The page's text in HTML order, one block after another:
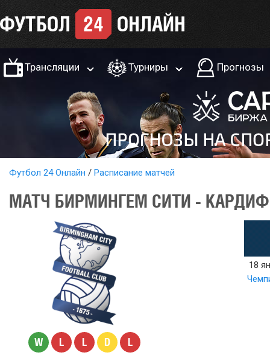
Трансляции Турниры Прогнозы
Футбол 24 Онлайн Расписание матчей
МАТЧ БИРМИНГЕМ СИТИ -
W L L D L
18